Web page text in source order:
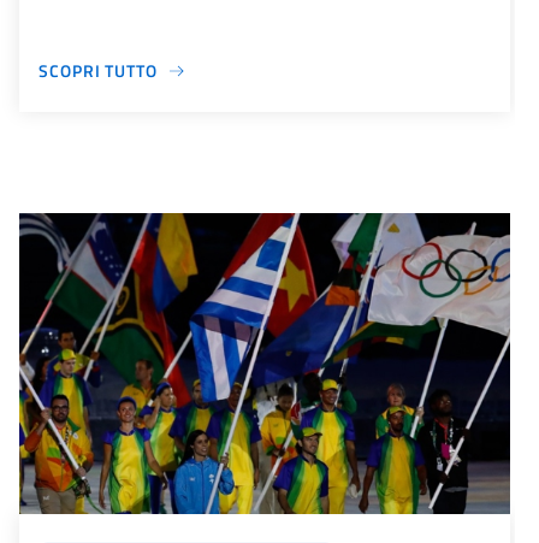
SCOPRI TUTTO